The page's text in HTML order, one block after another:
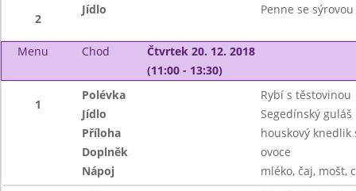
2
Jídlo Penne se
Menu Chod
Čtvrtek 20. 12. 2018
(11:00 - 13:30)
1
Polévka
Rybí s těstovinou
Jídlo
Segedínský guláš
Příloha
houskový
Doplněk
ovoce
Nápoj
mléko, čaj, mošt,